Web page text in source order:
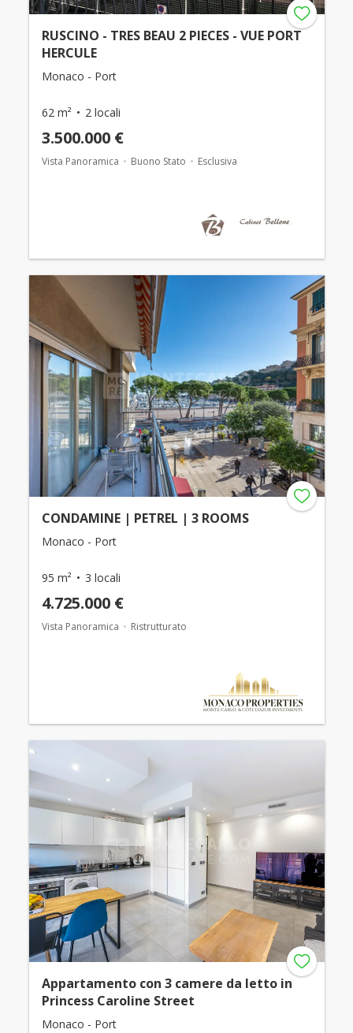
RUSCINO - TRES BEAU 2 PIECES - VUE PORT
HERCULE
Monaco - Port
62 m² 2 locali
3.500.000 €
Vista Panoramica Buono Stato Esclusiva
CONDAMINE | PETREL | 3 ROOMS
Monaco - Port
95 m² 3 locali
4.725.000 €
Vista Panoramica Ristrutturato
Appartamento con 3 camere da letto in
Princess Caroline Street
Monaco - Port